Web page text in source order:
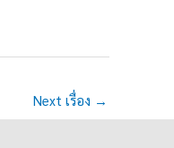
Next เรื่อง →